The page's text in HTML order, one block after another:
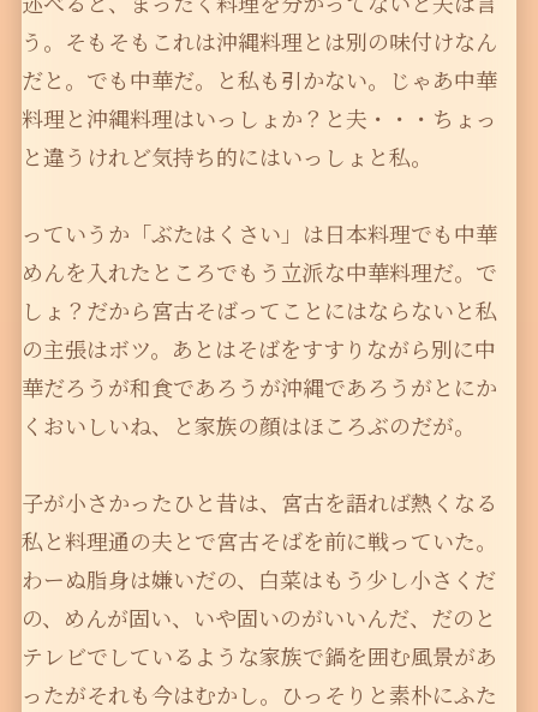
う。そもそもこれは沖縄料理とは別の味付けなん
だと。でも中華だ。と私も引かない。じゃあ中華
料理と沖縄料理はいっしょか？と夫・・・ちょっ
と違うけれど気持ち的にはいっしょと私。
っていうか「ぶたはくさい」は日本料理でも中華
めんを入れたところでもう立派な中華料理だ。で
しょ？だから宮古そばってことにはならないと私
の主張はボツ。あとはそばをすすりながら別に中
華だろうが和食であろうが沖縄であろうがとにか
くおいしいね、と家族の顔はほころぶのだが。
子が小さかったひと昔は、宮古を語れば熱くなる
私と料理通の夫とで宮古そばを前に戦っていた。
わーぬ脂身は嫌いだの、白菜はもう少し小さくだ
の、めんが固い、いや固いのがいいんだ、だのと
テレビでしているような家族で鍋を囲む風景があ
ったがそれも今はむかし。ひっそりと素朴にふた